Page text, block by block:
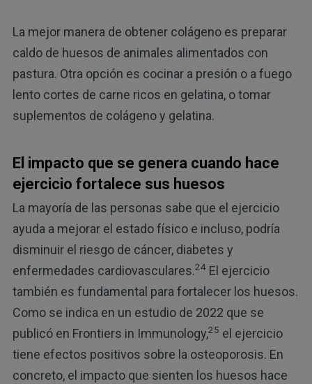
La mejor manera de obtener colágeno es preparar
caldo de huesos de animales alimentados con
pastura. Otra opción es cocinar a presión o a fuego
lento cortes de carne ricos en gelatina, o tomar
suplementos de colágeno y gelatina.
El impacto que se genera cuando hace
ejercicio fortalece sus huesos
La mayoría de las personas sabe que el ejercicio
ayuda a mejorar el estado físico e incluso, podría
disminuir el riesgo de cáncer, diabetes y
enfermedades cardiovasculares.24El ejercicio
también es fundamental para fortalecer los huesos.
Como se indica en un estudio de 2022 que se
publicó en Frontiers in Immunology,25 el ejercicio
tiene efectos positivos sobre la osteoporosis. En
concreto, el impacto que sienten los huesos hace